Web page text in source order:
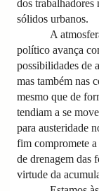
dos trabalhadores
sólidos urbanos.
A
político avança
possibilidades de
mas também nas
mesmo que de
tendiam a se
para austeridade
fim compromete
de drenagem das
virtude da